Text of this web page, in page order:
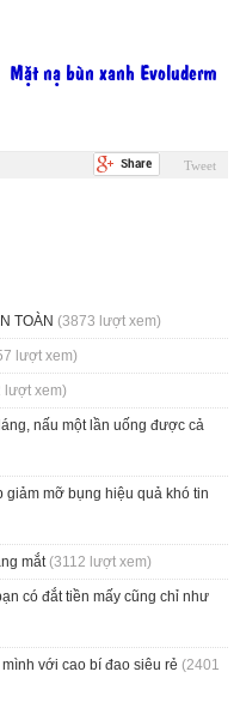
Mặt nạ bùn xanh Evoluderm
Tweet
TOÀN (3873 lượt xem)
lượt xem)
lượt xem)
nấu một lần uống được cả
giảm mỡ bụng hiệu quả khó tin
mắt (3112 lượt xem)
có đắt tiền mấy cũng chỉ như
với cao bí đao siêu rẻ (2401